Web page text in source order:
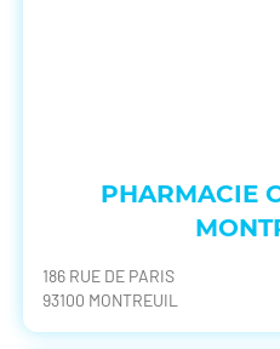
PHARMACIE
186 RUE DE PARIS
93100 MONTREUIL